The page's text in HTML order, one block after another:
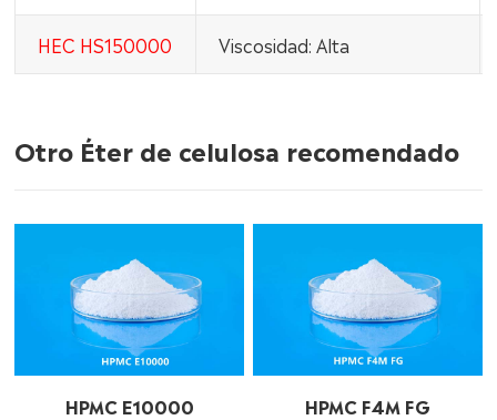
HEC HS150000 Viscosidad: Alta
Otro Éter de celulosa recomendado
HPMC E10000 HPMC F4M FG